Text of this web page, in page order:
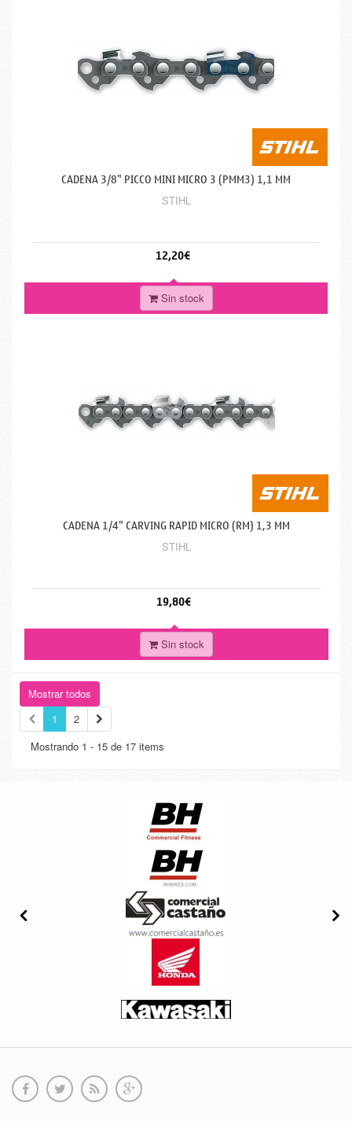
CADENA 3/8" PICCO MINI MICRO 3 (PMM3) 1,1 MM
STIHL
12,20€
Sin stock
CADENA 1/4" CARVING RAPID MICRO (RM) 1,3 MM
STIHL
19,80€
Sin stock
Mostrar todos
1
2
Mostrando 1 - 15 de 17 items